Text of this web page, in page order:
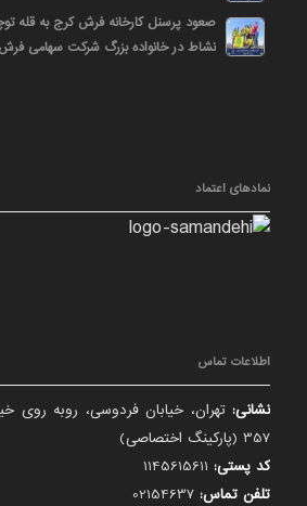
صعود پرسنل کارخانه فرش کرج به قله
نشاط در خانواده بزرگ شرکت سهامی فرش
نمادهای اعتماد
اطلاعات تماس
نشانی: تهران، خیابان فردوسی، روبه روی
357 (پارکینگ اختصاصی)
کد پستی:
تلفن تماس: